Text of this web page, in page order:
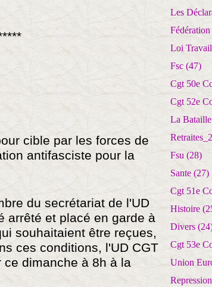
cible par les forces de
antifasciste pour la
du secrétariat de l'UD
arrêté et placé en garde à
souhaitaient être reçues,
ces conditions, l'UD CGT
dimanche à 8h à la
Les
Loi Travail
Fsc (47)
Cgt 50e
Cgt 52e
La
Fsu (28)
Sante (27)
Cgt 51e
Histoire
Divers
Cgt 53e
Union
Repression